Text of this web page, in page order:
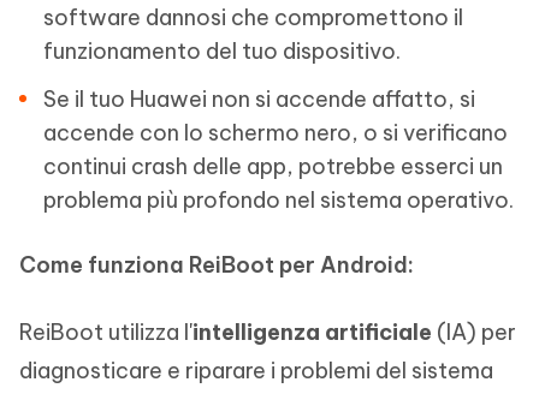
software dannosi che compromettono il
funzionamento del tuo dispositivo.
Se il tuo Huawei non si accende affatto, si
accende con lo schermo nero, o si verificano
continui crash delle app, potrebbe esserci un
problema più profondo nel sistema operativo.
Come funziona ReiBoot per Android:
ReiBoot utilizza l'intelligenza artificiale (IA) per
diagnosticare e riparare i problemi del sistema